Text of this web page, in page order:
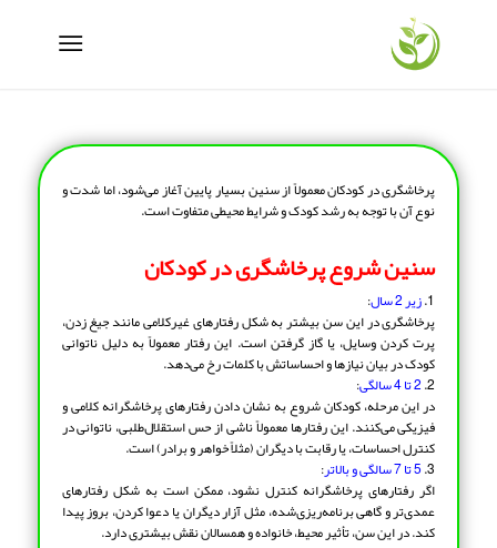
پرخاشگری در کودکان معمولاً از سنین بسیار پایین آغاز می‌شود، اما شدت و
نوع آن با توجه به رشد کودک و شرایط محیطی متفاوت است.
سنین شروع پرخاشگری در کودکان
1. زیر 2 سال :
پرخاشگری در این سن بیشتر به شکل رفتارهای غیرکلامی مانند جیغ زدن،
پرت کردن وسایل، یا گاز گرفتن است. این رفتار معمولاً به دلیل ناتوانی
کودک در بیان نیازها و احساساتش با کلمات رخ می‌دهد.
2. 2 تا 4 سالگی :
در این مرحله، کودکان شروع به نشان دادن رفتارهای پرخاشگرانه کلامی و
فیزیکی می‌کنند. این رفتارها معمولاً ناشی از حس استقلال‌طلبی، ناتوانی در
کنترل احساسات، یا رقابت با دیگران (مثلاً خواهر و برادر) است.
3. 5 تا 7 سالگی و بالاتر :
اگر رفتارهای پرخاشگرانه کنترل نشود، ممکن است به شکل رفتارهای
عمدی‌تر و گاهی برنامه‌ریزی‌شده، مثل آزار دیگران یا دعوا کردن، بروز پیدا
کند. در این سن، تأثیر محیط، خانواده و همسالان نقش بیشتری دارد.